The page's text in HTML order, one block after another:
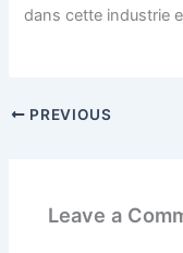
dans cette industrie
PREVIOUS
Leave a